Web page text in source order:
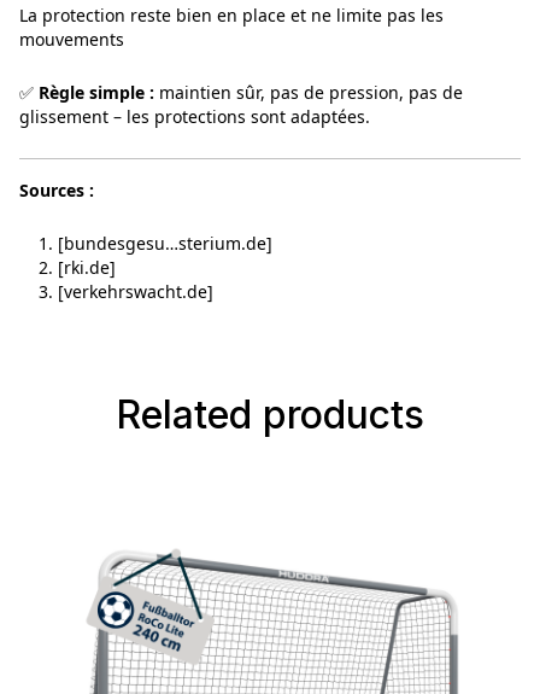
La protection reste bien en place et ne limite pas les
mouvements
✅ Règle simple : maintien sûr, pas de pression, pas de
glissement – les protections sont adaptées.
Sources :
[bundesgesu…sterium.de]
[rki.de]
[verkehrswacht.de]
Ignorer la galerie de produits
Related products